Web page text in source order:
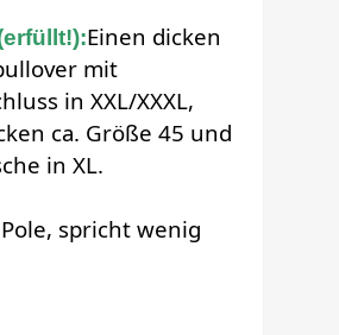
Einen dicken
mit
in XXL/XXXL,
ca. Größe 45 und
in XL.
Pole, spricht wenig